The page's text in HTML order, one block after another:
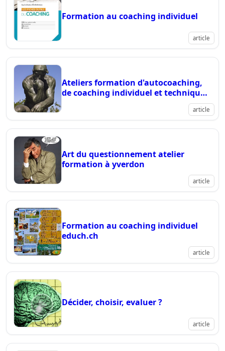
coaching
1/4
Formation au coaching individuel
article
Ateliers formation d'autocoaching,
de coaching individuel et techniques
article
Art du questionnement atelier
formation à yverdon
article
Formation au coaching individuel
educh.ch
article
Décider, choisir, evaluer ?
article